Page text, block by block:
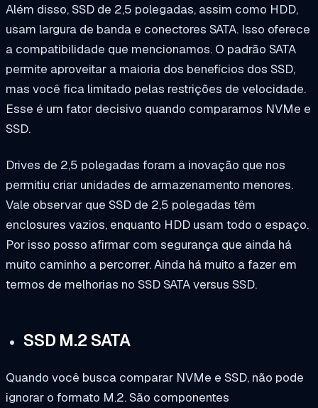
Além disso, SSD de 2,5 polegadas, assim como HDD,
usam largura de banda e conectores SATA. Isso oferece
a compatibilidade que mencionamos. O padrão SATA
permite aproveitar a maioria dos benefícios dos SSD,
mas você fica limitado pelas restrições de velocidade.
Esse é um fator decisivo quando comparamos NVMe e
SSD.
Drives de 2,5 polegadas foram a inovação que nos
permitiu criar unidades de armazenamento menores.
Vale observar que SSD de 2,5 polegadas têm
enclosures vazios, enquanto HDD usam todo o espaço.
Por isso posso afirmar com segurança que ainda há
muito caminho a percorrer. Ainda há muito a fazer em
termos de melhorias no SSD SATA versus SSD.
SSD M.2 SATA
Quando você busca comparar NVMe e SSD, não pode
ignorar o formato M.2. São componentes